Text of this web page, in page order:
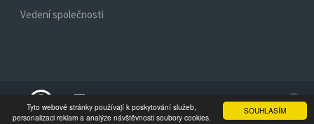
SOUHLASÍM
Tyto webové stránky používají k poskytování služeb,
personalizaci reklam a analýze návštěvnosti soubory cookies.
Vedení společnosti
Spojte se s nám